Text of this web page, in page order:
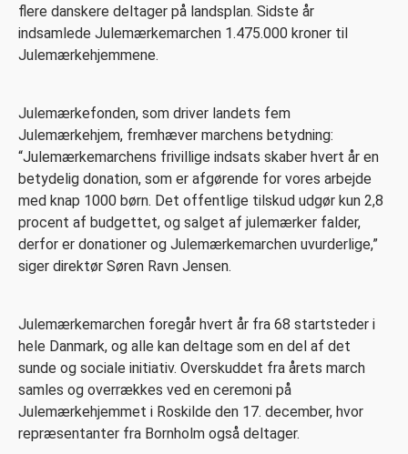
flere danskere deltager på landsplan. Sidste år
indsamlede Julemærkemarchen 1.475.000 kroner til
Julemærkehjemmene.
Julemærkefonden, som driver landets fem
Julemærkehjem, fremhæver marchens betydning:
“Julemærkemarchens frivillige indsats skaber hvert år en
betydelig donation, som er afgørende for vores arbejde
med knap 1000 børn. Det offentlige tilskud udgør kun 2,8
procent af budgettet, og salget af julemærker falder,
derfor er donationer og Julemærkemarchen uvurderlige,”
siger direktør Søren Ravn Jensen.
Julemærkemarchen foregår hvert år fra 68 startsteder i
hele Danmark, og alle kan deltage som en del af det
sunde og sociale initiativ. Overskuddet fra årets march
samles og overrækkes ved en ceremoni på
Julemærkehjemmet i Roskilde den 17. december, hvor
repræsentanter fra Bornholm også deltager.